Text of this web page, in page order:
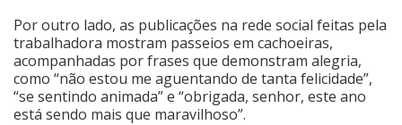
Por outro lado, as publicações na rede social feitas pela
trabalhadora mostram passeios em cachoeiras,
acompanhadas por frases que demonstram alegria,
como “não estou me aguentando de tanta felicidade”,
“se sentindo animada” e “obrigada, senhor, este ano
está sendo mais que maravilhoso”.